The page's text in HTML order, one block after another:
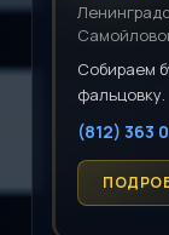
Собираем
фальцовку.
(812) 363